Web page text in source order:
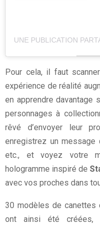
Pour cela, il faut
expérience de réalité
en apprendre davantage
personnages à
rêvé d’envoyer leur
enregistrez un message
etc., et voyez votre
hologramme inspiré de
avec vos proches dans
30 modèles de
ont ainsi été créées,